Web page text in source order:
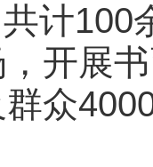
计100
开展
众